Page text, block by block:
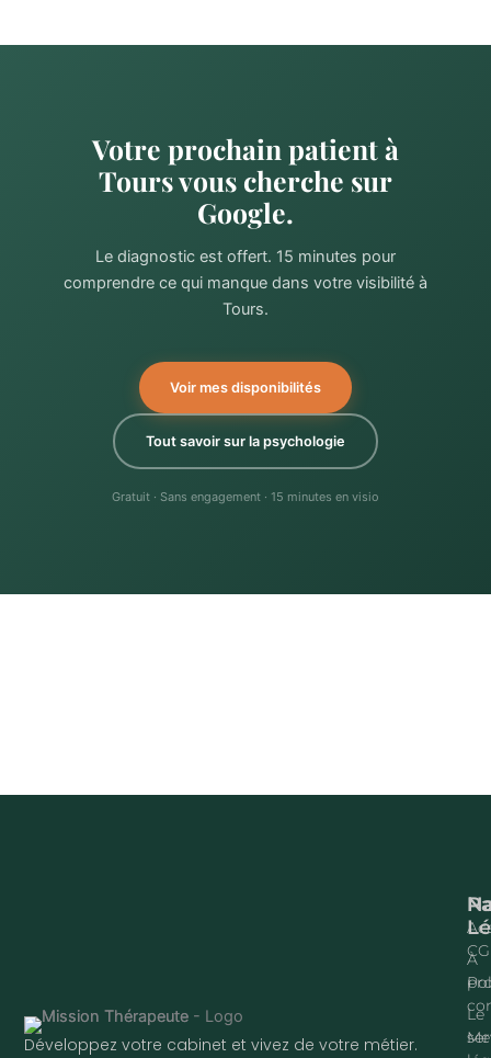
Votre prochain patient à
Tours vous cherche sur
Google.
Le diagnostic est offert. 15 minutes pour
comprendre ce qui manque dans votre visibilité à
Tours.
Voir mes disponibilités
Tout savoir sur la psychologie
Gratuit · Sans engagement · 15 minutes en visio
Développez votre cabinet et vivez de votre métier.
À
Le